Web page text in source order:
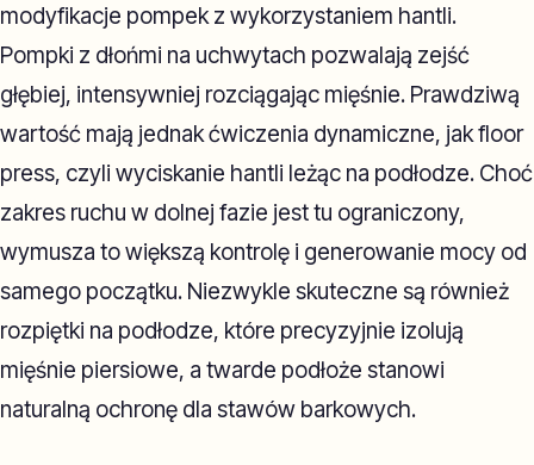
modyfikacje pompek z wykorzystaniem hantli.
Pompki z dłońmi na uchwytach pozwalają zejść
głębiej, intensywniej rozciągając mięśnie. Prawdziwą
wartość mają jednak ćwiczenia dynamiczne, jak floor
press, czyli wyciskanie hantli leżąc na podłodze. Choć
zakres ruchu w dolnej fazie jest tu ograniczony,
wymusza to większą kontrolę i generowanie mocy od
samego początku. Niezwykle skuteczne są również
rozpiętki na podłodze, które precyzyjnie izolują
mięśnie piersiowe, a twarde podłoże stanowi
naturalną ochronę dla stawów barkowych.